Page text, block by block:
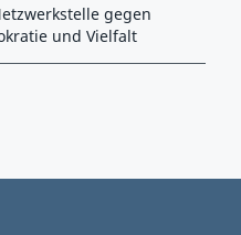
gegen
und Vielfalt